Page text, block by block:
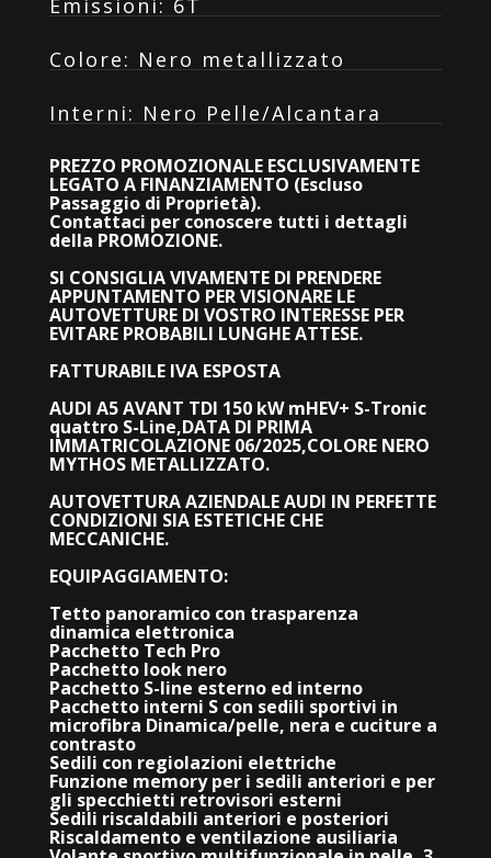
Emissioni: 6T
Colore: Nero metallizzato
Interni: Nero Pelle/Alcantara
PREZZO PROMOZIONALE ESCLUSIVAMENTE
LEGATO A FINANZIAMENTO (Escluso
Passaggio di Proprietà).
Contattaci per conoscere tutti i dettagli
della PROMOZIONE.
SI CONSIGLIA VIVAMENTE DI PRENDERE
APPUNTAMENTO PER VISIONARE LE
AUTOVETTURE DI VOSTRO INTERESSE PER
EVITARE PROBABILI LUNGHE ATTESE.
FATTURABILE IVA ESPOSTA
AUDI A5 AVANT TDI 150 kW mHEV+ S-Tronic
quattro S-Line,DATA DI PRIMA
IMMATRICOLAZIONE 06/2025,COLORE NERO
MYTHOS METALLIZZATO.
AUTOVETTURA AZIENDALE AUDI IN PERFETTE
CONDIZIONI SIA ESTETICHE CHE
MECCANICHE.
EQUIPAGGIAMENTO:
Tetto panoramico con trasparenza
dinamica elettronica
Pacchetto Tech Pro
Pacchetto look nero
Pacchetto S-line esterno ed interno
Pacchetto interni S con sedili sportivi in
microfibra Dinamica/pelle, nera e cuciture a
contrasto
Sedili con regiolazioni elettriche
Funzione memory per i sedili anteriori e per
gli specchietti retrovisori esterni
Sedili riscaldabili anteriori e posteriori
Riscaldamento e ventilazione ausiliaria